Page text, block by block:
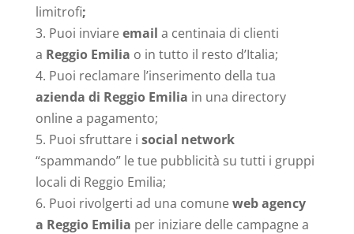
limitrofi;
Puoi inviareemail a centinaia di clienti
a Reggio Emilia o in tutto il resto d’Italia;
Puoi reclamare l’inserimento della tua
azienda di Reggio Emilia in una directory
online a pagamento;
Puoi sfruttare i social network
“spammando” le tue pubblicità su tutti i gruppi
locali di Reggio Emilia;
Puoi rivolgerti ad una comuneweb agency
a Reggio Emilia per iniziare delle campagne a